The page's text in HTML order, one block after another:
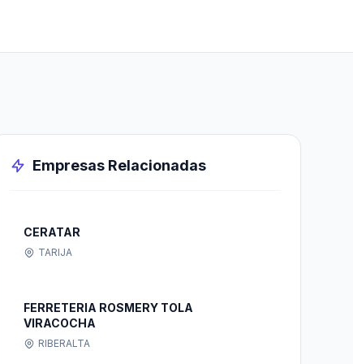
Empresas Relacionadas
CERATAR
TARIJA
FERRETERIA ROSMERY TOLA
VIRACOCHA
RIBERALTA